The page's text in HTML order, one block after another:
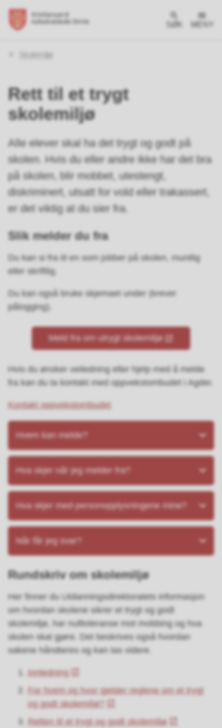
SØK MENY
Skolemiljø
Rett til et trygt
skolemiljø
Alle elever skal ha det trygt og godt på
skolen. Hvis du eller andre ikke har det bra
på skolen, blir mobbet, utestengt,
diskriminert, utsatt for vold eller trakassert,
er det viktig at du sier fra.
Slik melder du fra
Du kan si fra til en som jobber på skolen, muntlig
eller skriftlig.
Du kan også bruke skjemaet under (krever
pålogging).
Meld fra om utrygt skolemiljø
Hvis du ønsker veiledning eller hjelp med å melde
fra kan du ta kontakt med oppvekstombudet i Agder.
Kontakt oppvekstombudet
Hvem kan melde?
Hva skjer når jeg melder fra?
Hva skjer med personopplysningene mine?
Når får jeg svar?
Rundskriv om skolemiljø
Her finner du Utdanningsdirektoratets informasjon
om hvordan skolene sikrer et trygt og godt
skolemiljø, har nulltoleranse mot mobbing og hva
skolen skal gjøre. Det beskrives også hvordan
sakene håndteres og kan tas videre.
Innledning
For hvem og hvor gjelder reglene om et trygt
og godt skolemiljø?
Retten til et trygt og godt skolemiljø